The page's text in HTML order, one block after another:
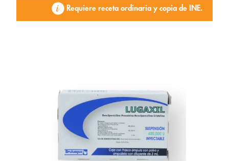
Requiere receta ordinaria y copia de INE.